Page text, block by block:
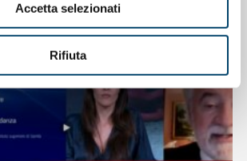
Accetta selezionati
Rifiuta